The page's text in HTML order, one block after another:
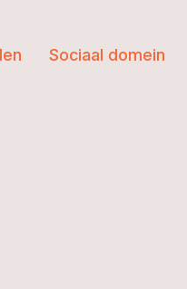
Sociaal domein